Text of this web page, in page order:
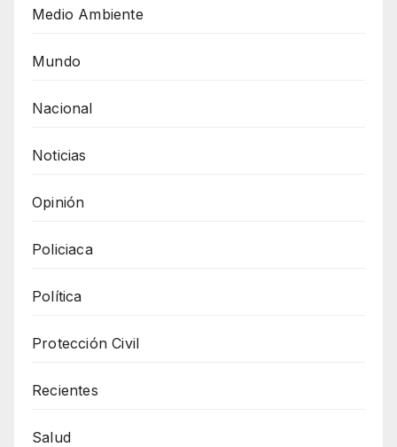
Medio Ambiente
Mundo
Nacional
Noticias
Opinión
Policiaca
Política
Protección Civil
Recientes
Salud